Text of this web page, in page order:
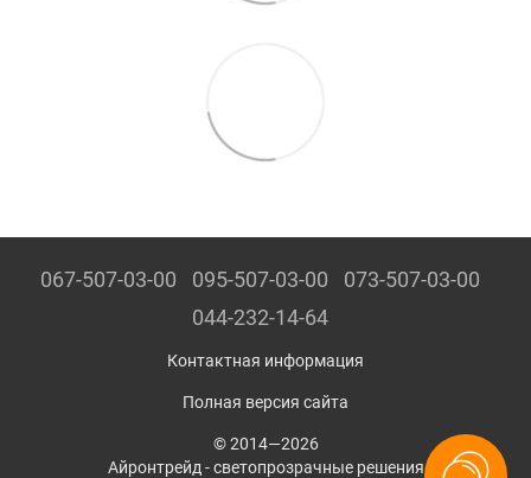
067-507-03-00 095-507-03-00
073-507-03-00
044-232-14-64
Контактная информация
Полная версия сайта
© 2014—2026
Айронтрейд - светопрозрачные решения